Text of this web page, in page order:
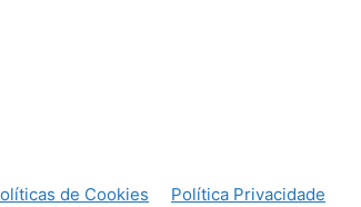
de Cookies
Política Privacidade